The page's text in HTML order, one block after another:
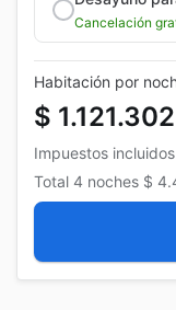
Cancelación
Habitación por
$ 1.121.302
Impuestos incluidos
Total 4 noches $